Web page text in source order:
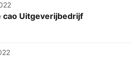
cao Uitgeverijbedrijf